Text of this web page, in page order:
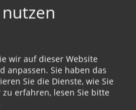
wir auf dieser Website
anpassen. Sie haben das
Sie die Dienste, wie Sie
zu erfahren, lesen Sie bitte